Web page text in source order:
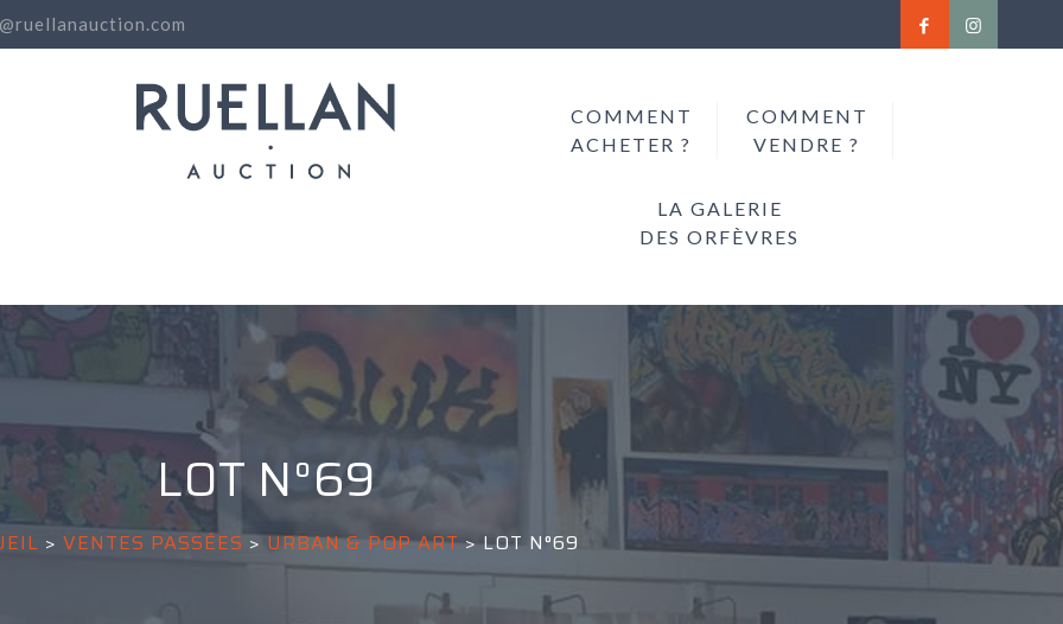
COMMENT
ACHETER ?
COMMENT
VENDRE ?
LA GALERIE
DES ORFÈVRES
LOT N°69
> VENTES PASSÉES>URBAN & POP ART>LOT N°69